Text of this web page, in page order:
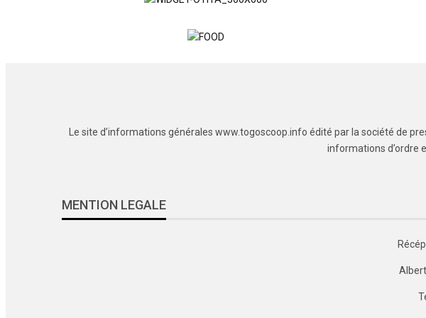
Le site d’informations générales www.togoscoop.info édité par la société de
informations d’ordre
MENTION LEGALE